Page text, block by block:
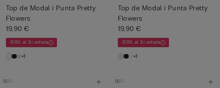
Top de Modal i Punta Pretty
Flowers
19,90 €
-50% al 3r article
+1
Top de Modal i Punta Pretty
Flowers
19,90 €
-50% al 3r article
+1